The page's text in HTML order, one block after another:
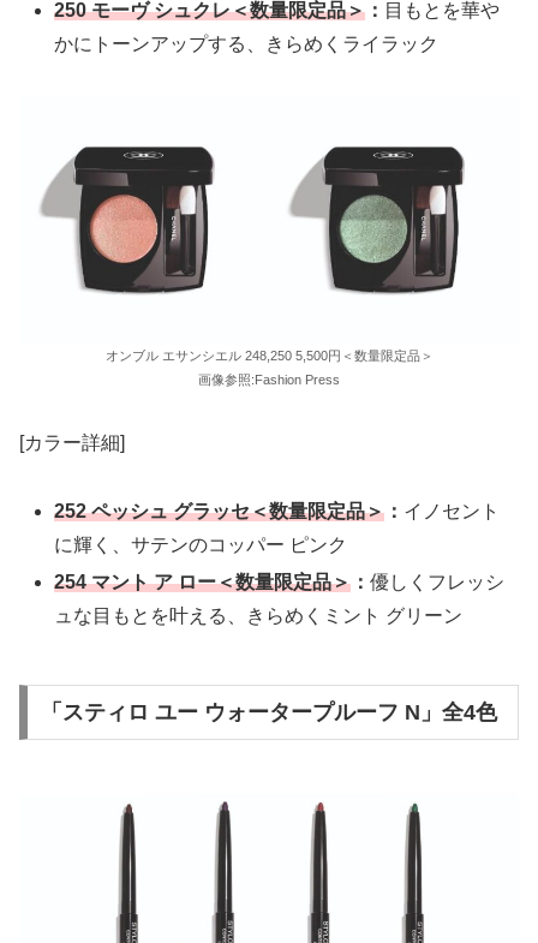
250 モーヴ シュクレ＜数量限定品＞ ： 目もとを華や
かにトーンアップする、きらめくライラック
オンブル エサンシエル 248,250 5,500円＜数量限定品＞
画像参照:Fashion Press
[カラー詳細]
252 ペッシュ グラッセ＜数量限定品＞ ： イノセント
に輝く、サテンのコッパー ピンク
254 マント ア ロー＜数量限定品＞ ：優しくフレッシ
ュな目もとを叶える、きらめくミント グリーン
「スティロ ユー ウォータープルーフ N」全4色